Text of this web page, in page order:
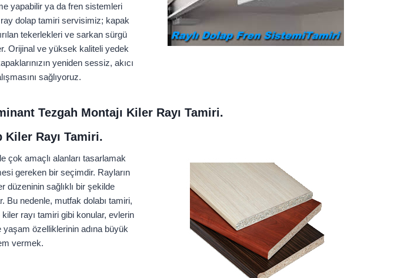
yapabilir ya da fren sistemleri
dolap tamiri servisimiz; kapak
tekerlekleri ve sarkan sürgü
Orijinal ve yüksek kaliteli yedek
yeniden sessiz, akıcı
sağlıyoruz.
Tezgah Montajı Kiler Rayı Tamiri.
Kiler Rayı Tamiri.
çok amaçlı alanları tasarlamak
gereken bir seçimdir. Rayların
düzeninin sağlıklı bir şekilde
Bu nedenle, mutfak dolabı tamiri,
rayı tamiri gibi konular, evlerin
yaşam özelliklerinin adına büyük
vermek.